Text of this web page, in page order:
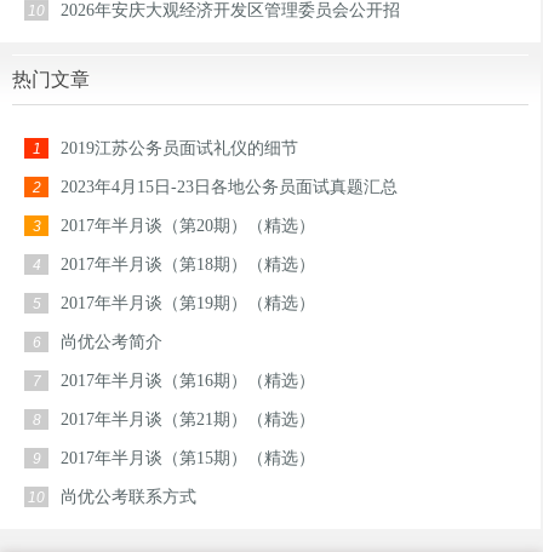
10 2026年安庆大观经济开发区管理委员会公开招
热门文章
1 2019江苏公务员面试礼仪的细节
2 2023年4月15日-23日各地公务员面试真题汇总
3 2017年半月谈（第20期）（精选）
4 2017年半月谈（第18期）（精选）
5 2017年半月谈（第19期）（精选）
6 尚优公考简介
7 2017年半月谈（第16期）（精选）
8 2017年半月谈（第21期）（精选）
9 2017年半月谈（第15期）（精选）
10 尚优公考联系方式